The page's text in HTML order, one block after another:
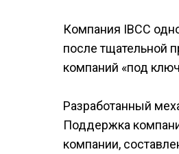
Компания IBCC
после тщательной
компаний «под
Разработанный
Поддержка
компании,